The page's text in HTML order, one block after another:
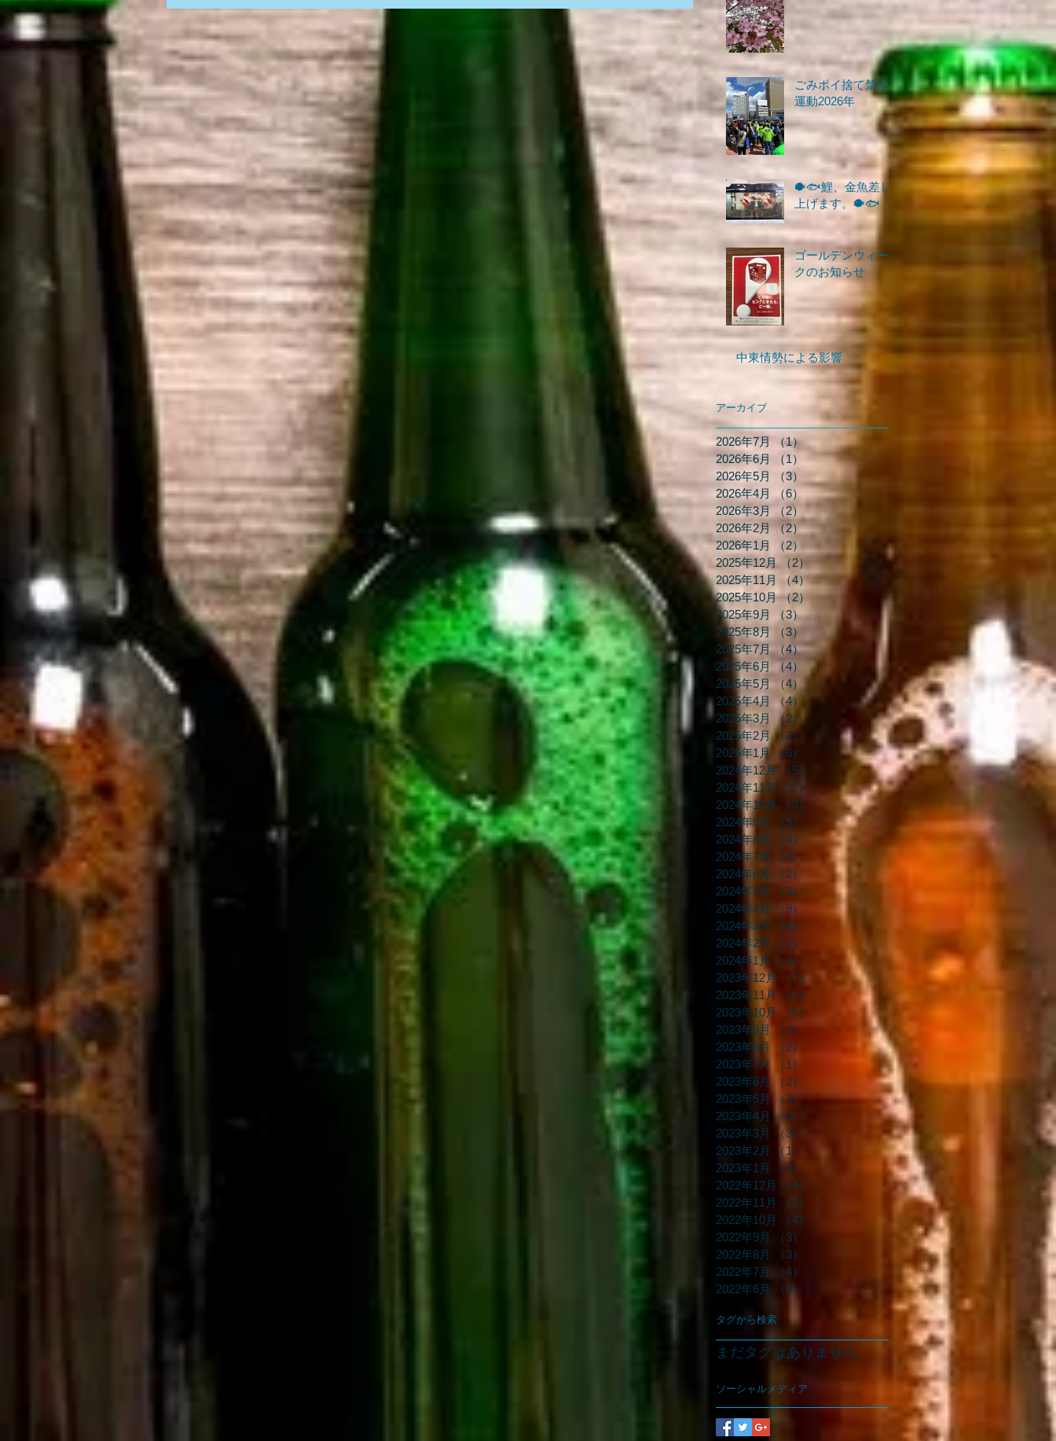
ごみポイ捨て禁止
運動2026年
🐡🐟鯉、金魚差し
上げます。🐡🐟
ゴールデンウィー
クのお知らせ
中東情勢による影響
アーカイブ
2026年7月 （1） 1件の記事
2026年6月
（1）
1件の記事
2026年5月
（3）
3件の記事
2026年4月
（6）
6件の記事
2026年3月
（2） 2件の記事
2026年2月 （2）2件の記事
2026年1月
（2）
2件の記事
2025年12月
（2）
2件の記事
2025年11月
（4）
4件の記事
2025年10月 （2）
2件の記事
2025年9月
（3）3件の記事
2025年8月
（3）
3件の記事
2025年7月
（4）4件の記事
2025年6月 （4）
4件の記事
2025年5月
（4）
2025年4月 （4）4件の記事
2025年3月
（2）2件の記事
2025年2月 （2）
2件の記事
2025年1月
（6）
6件の記事
2024年12月
（5）
5件の記事
2024年11月
（7）
7件の記事
2024年10月
（3）
3件の記事
2024年9月
（5）
5件の記事
2024年8月
（4）
4件の記事
2024年7月
（4）
4件の記事
2024年6月
（2）
2件の記事
2024年5月
（3）
3件の記事
2024年4月
（9）
2024年3月
（6）
6件の記事
2024年2月
（1）
2024年1月
（3）
3件の記事
2023年12月
（7）
7件の記事
2023年11月
（1）
1件の記事
2023年10月
（5）
5件の記事
2023年9月
（2）
2023年8月
（2）
2023年7月
（1）
2023年6月
（2）
2023年5月
（3）3件の記事
2023年4月 （5）
2023年3月
（3）
2023年2月
（1）
1件の記事
2023年1月
（3）
2022年12月
（4）
2022年11月
（2）
2022年10月
（4）
2022年9月
（3）
2022年8月
（3）
2022年7月
（4）
2022年6月
（5）
タグから検索
まだタグはありません。
ソーシャルメディア